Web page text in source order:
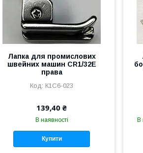
Лапка для промислових
швейних машин CR1/32E
права
К1С6-023
139,40 ₴
В наявності
Купити
В